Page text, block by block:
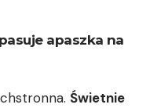
apaszka ⁤na
Świetnie